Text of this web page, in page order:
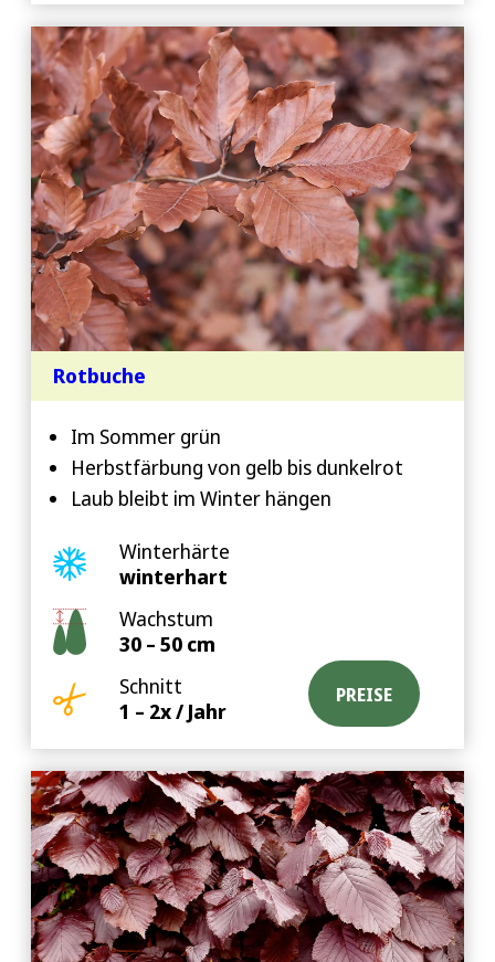
Rotbuche
Im Sommer grün
Herbstfärbung von gelb bis dunkelrot
Laub bleibt im Winter hängen
Winterhärte
winterhart
Wachstum
30 – 50 cm
Schnitt
1 – 2x / Jahr
PREISE